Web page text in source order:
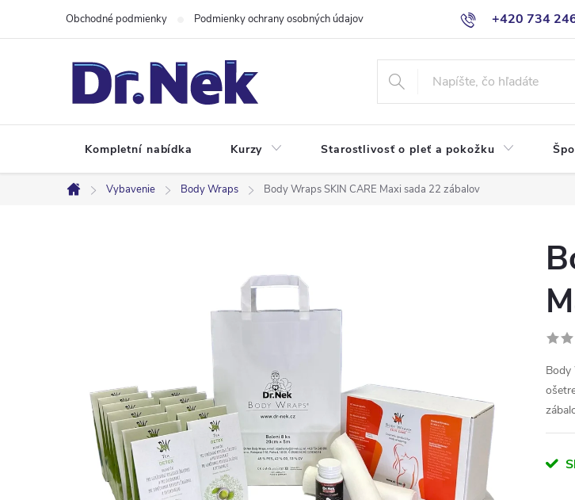
+420 734
Obchodné podmienky Podmienky ochrany osobných údajov
Kompletní nabídka Kurzy Starostlivosť o pleť a pokožku
Domov
Vybavenie Body Wraps Body Wraps SKIN CARE Maxi sada 22 zábalov
Body